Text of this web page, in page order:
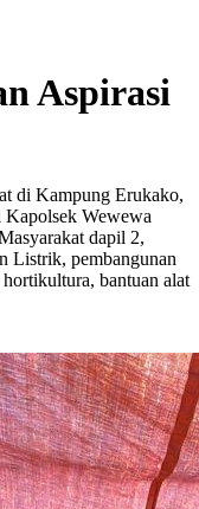
Aspirasi
di Kampung Erukako,
Kapolsek Wewewa
dapil 2,
Listrik, pembangunan
bantuan alat